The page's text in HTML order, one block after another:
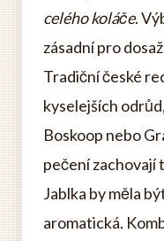
celého koláče.
zásadní pro
Tradiční české
kyselejších
Boskoop nebo
pečení zachovají
Jablka by měla
aromatická.